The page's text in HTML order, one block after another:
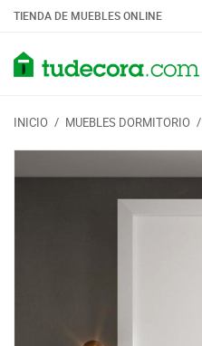
TIENDA DE MUEBLES ONLINE
INICIO / MUEBLES DORMITORIO /